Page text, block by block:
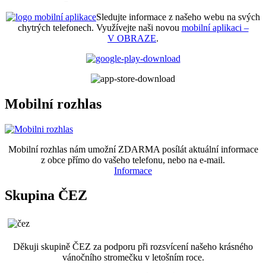
Sledujte informace z našeho webu na svých
chytrých telefonech. Využívejte naši novou mobilní aplikaci –
V OBRAZE.
Mobilní rozhlas
Mobilní rozhlas nám umožní ZDARMA posílát aktuální informace
z obce přímo do vašeho telefonu, nebo na e-mail.
Informace
Skupina ČEZ
Děkuji skupině ČEZ za podporu při rozsvícení našeho krásného
vánočního stromečku v letošním roce.